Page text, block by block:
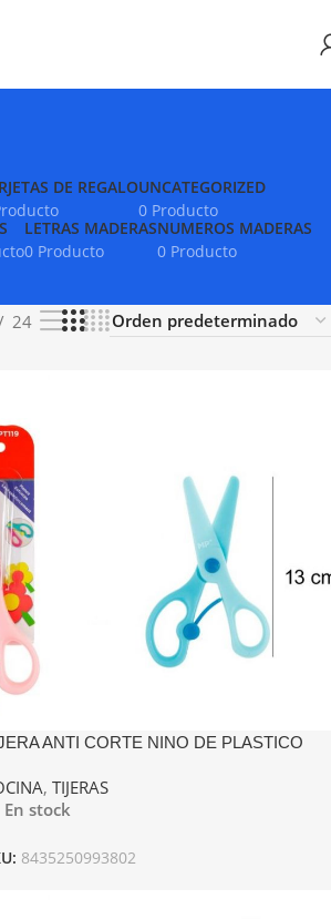
DE REGALOUNCATEGORIZED
0 Producto
LETRAS MADERAS
0 Producto
NUMEROS MADERAS
0 Producto
24
ANTI CORTE NINO DE PLASTICO
, TIJERAS
En stock
8435250993802